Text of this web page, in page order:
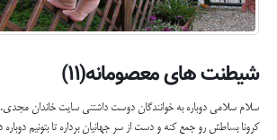
شیطنت های معصومانه(۱۱)
سلام سلامی دوباره به خوانندگان دوست داشتنی سایت خاندان مجدی.
کرونا بساطش رو جمع کنه و دست از سر جهانیان برداره تا بتونیم دوباره